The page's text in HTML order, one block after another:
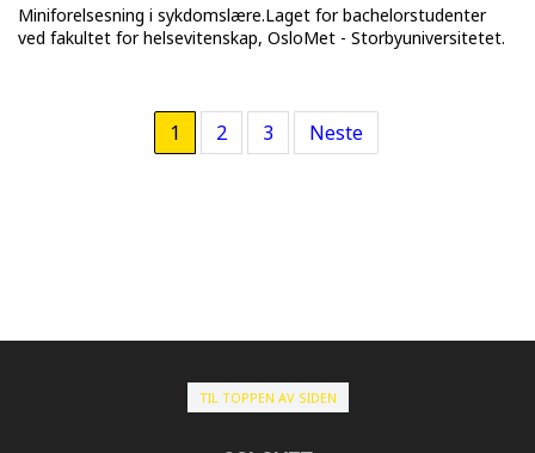
Miniforelsesning i sykdomslære.Laget for bachelorstudenter
ved fakultet for helsevitenskap, OsloMet - Storbyuniversitetet.
1 2 3 Neste
TIL TOPPEN AV SIDEN